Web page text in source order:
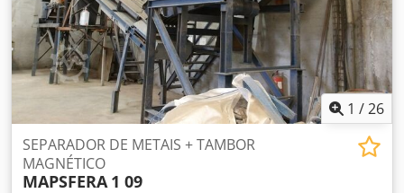
de funcionamento do scanner são inferiores. Adequado
para a classificação de plásticos e outros materiais por
identificação VIS/NIR, permitindo a separação por tipo de
polímero e por cor.
1 /26
SEPARADOR DE METAIS + TAMBOR
MAGNÉTICO
MAPSFERA 1 09